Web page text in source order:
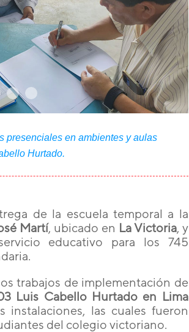
presenciales en ambientes y aulas
Hurtado.
de la escuela temporal a la
Martí, ubicado en La Victoria, y
educativo para los 745
trabajos de implementación de
Luis Cabello Hurtado en Lima
las cuales fueron
del colegio victoriano.